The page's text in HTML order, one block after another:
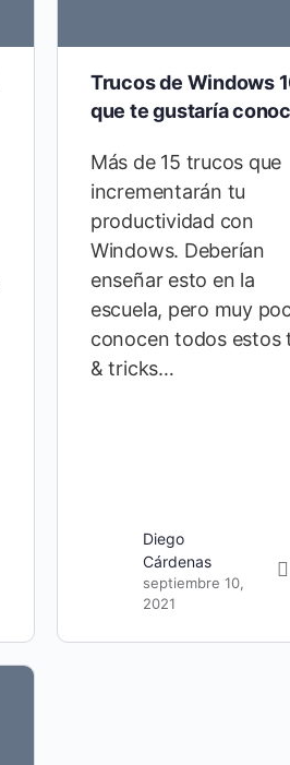
Trucos de Windows
que te gustaría
Más de 15 trucos que
incrementarán tu
productividad con
Windows. Deberían
enseñar esto en la
escuela, pero muy
conocen todos estos
& tricks…
Diego
Cárdenas
septiembre 10,
2021